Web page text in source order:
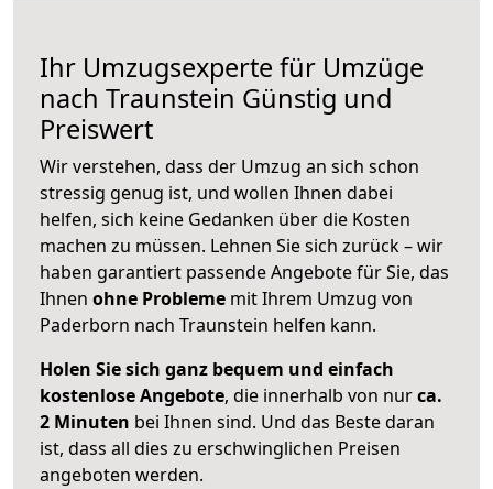
Ihr Umzugsexperte für Umzüge
nach Traunstein Günstig und
Preiswert
Wir verstehen, dass der Umzug an sich schon
stressig genug ist, und wollen Ihnen dabei
helfen, sich keine Gedanken über die Kosten
machen zu müssen. Lehnen Sie sich zurück – wir
haben garantiert passende Angebote für Sie, das
Ihnen ohne Probleme mit Ihrem Umzug von
Paderborn nach Traunstein helfen kann.
Holen Sie sich ganz bequem und einfach
kostenlose Angebote, die innerhalb von nurca.
2 Minuten bei Ihnen sind. Und das Beste daran
ist, dass all dies zu erschwinglichen Preisen
angeboten werden.